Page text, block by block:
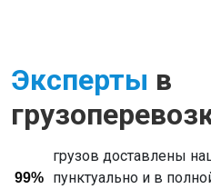
Эксперты в
99%
грузов доставлены
пунктуально и в